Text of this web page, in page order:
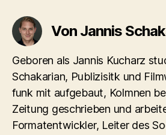
Von Jannis
Geboren als Jannis Kucharz
Schakarian, Publizisitk und
funk mit aufgebaut, Kolmnen
Zeitung geschrieben und
Formatentwickler, Leiter des